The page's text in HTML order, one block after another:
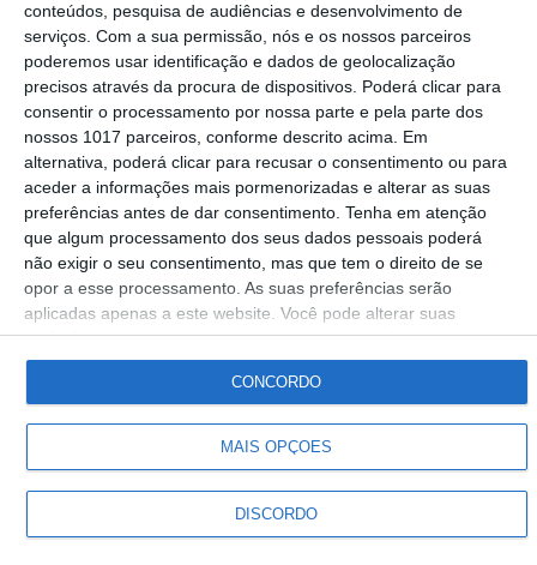
conteúdos, pesquisa de audiências e desenvolvimento de
serviços. Com a sua permissão, nós e os nossos parceiros
poderemos usar identificação e dados de geolocalização
precisos através da procura de dispositivos. Poderá clicar para
consentir o processamento por nossa parte e pela parte dos
nossos 1017 parceiros, conforme descrito acima. Em
alternativa, poderá clicar para recusar o consentimento ou para
aceder a informações mais pormenorizadas e alterar as suas
preferências antes de dar consentimento. Tenha em atenção
que algum processamento dos seus dados pessoais poderá
não exigir o seu consentimento, mas que tem o direito de se
opor a esse processamento. As suas preferências serão
aplicadas apenas a este website. Você pode alterar suas
preferências ou retirar seu consentimento a qualquer momento
voltando a este site e clicando no botão "Privacidade" na parte
MAIS OPÇÕES
DISCORDO
CONCORDO
Guerra no Médio Oriente: Governo admite
desconto extraordinário do ISP
Rádio Portalegre04-03-2026
Siga-nos
© Rádio Portalegre 2026 • Todos os direitos reservados